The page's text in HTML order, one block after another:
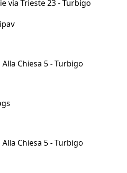
via Trieste 23 - Turbigo
Chiesa 5 - Turbigo
Chiesa 5 - Turbigo